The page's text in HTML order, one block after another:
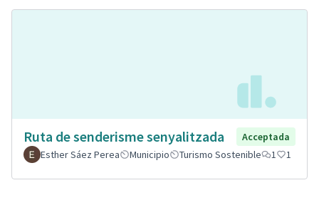
Ruta de senderisme senyalitzada
Acceptada
Esther Sáez Perea
Municipio Turismo Sostenible 1 1